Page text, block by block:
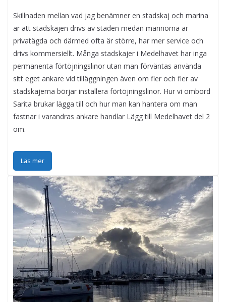
Skillnaden mellan vad jag benämner en stadskaj och marina
är att stadskajen drivs av staden medan marinorna är
privatägda och därmed ofta är större, har mer service och
drivs kommersiellt. Många stadskajer i Medelhavet har inga
permanenta förtöjningslinor utan man förväntas använda
sitt eget ankare vid tilläggningen även om fler och fler av
stadskajerna börjar installera förtöjningslinor. Hur vi ombord
Sarita brukar lägga till och hur man kan hantera om man
fastnar i varandras ankare handlar Lägg till Medelhavet del 2
om.
Läs mer